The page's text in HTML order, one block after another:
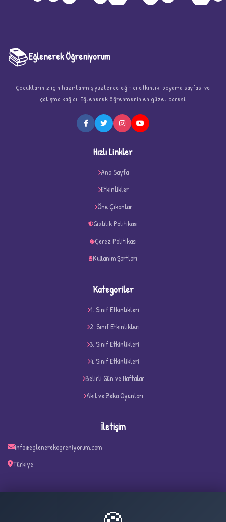
✧
📚Eğlenerek Öğreniyorum
Çocuklarınız için hazırlanmış yüzlerce eğitici etkinlik, boyama sayfası ve
çalışma kağıdı. Eğlenerek öğrenmenin en güzel adresi!
Hızlı Linkler
Ana Sayfa
Etkinlikler
Öne Çıkanlar
Gizlilik Politikası
Çerez Politikası
Kullanım Şartları
Kategoriler
1. Sınıf Etkinlikleri
2. Sınıf Etkinlikleri
3. Sınıf Etkinlikleri
4. Sınıf Etkinlikleri
Belirli Gün ve Haftalar
Akıl ve Zeka Oyunları
İletişim
info@eglenerekogreniyorum.com
Türkiye